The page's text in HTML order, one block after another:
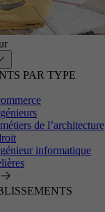
PAR TYPE
de l’architecture
informatique